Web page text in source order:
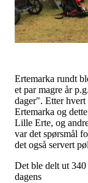
Ertemarka rundt
et par magre år
dager". Etter hvert
Ertemarka og
Lille Erte, og
var det spørsmål
det også servert
Det ble delt ut
dagens